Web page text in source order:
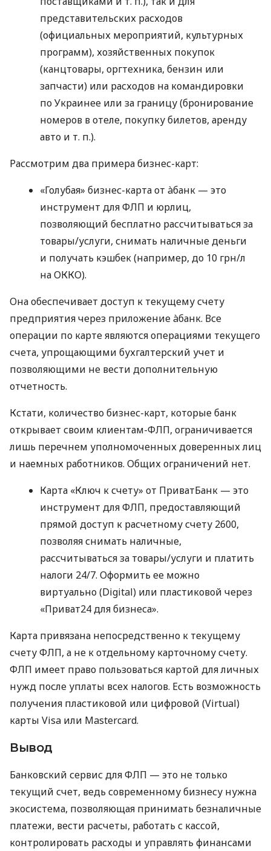
представительских расходов
(официальных мероприятий, культурных
программ), хозяйственных покупок
(канцтовары, оргтехника, бензин или
запчасти) или расходов на командировки
по Украинее или за границу (бронирование
номеров в отеле, покупку билетов, аренду
авто и т. п.).
Рассмотрим два примера бизнес-карт:
«Голубая» бизнес-карта от àбанк — это
инструмент для ФЛП и юрлиц,
позволяющий бесплатно рассчитываться за
товары/услуги, снимать наличные деньги
и получать кэшбек (например, до 10 грн/л
на ОККО).
Она обеспечивает доступ к текущему счету
предприятия через приложение àбанк. Все
операции по карте являются операциями текущего
счета, упрощающими бухгалтерский учет и
позволяющими не вести дополнительную
отчетность.
Кстати, количество бизнес-карт, которые банк
открывает своим клиентам-ФЛП, ограничивается
лишь перечнем уполномоченных доверенных лиц
и наемных работников. Общих ограничений нет.
Карта «Ключ к счету» от ПриватБанк — это
инструмент для ФЛП, предоставляющий
прямой доступ к расчетному счету 2600,
позволяя снимать наличные,
рассчитываться за товары/услуги и платить
налоги 24/7. Оформить ее можно
виртуально (Digital) или пластиковой через
«Приват24 для бизнеса».
Карта привязана непосредственно к текущему
счету ФЛП, а не к отдельному карточному счету.
ФЛП имеет право пользоваться картой для личных
нужд после уплаты всех налогов. Есть возможность
получения пластиковой или цифровой (Virtual)
карты Visa или Mastercard.
Вывод
Банковский сервис для ФЛП — это не только
текущий счет, ведь современному бизнесу нужна
экосистема, позволяющая принимать безналичные
платежи, вести расчеты, работать с кассой,
контролировать расходы и управлять финансами